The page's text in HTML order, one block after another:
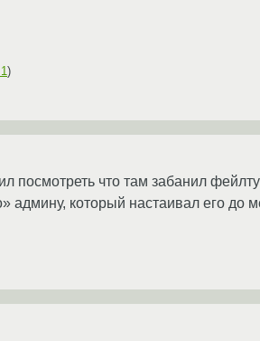
)
посмотреть что там забанил
админу, который настаивал его до